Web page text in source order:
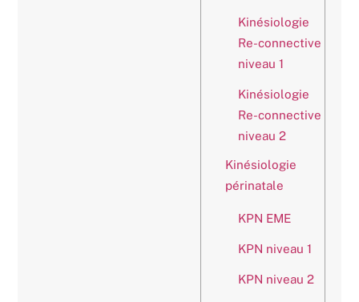
Kinésiologie
Re-connective
niveau 1
Kinésiologie
Re-connective
niveau 2
Kinésiologie
périnatale
KPN EME
KPN niveau 1
KPN niveau 2